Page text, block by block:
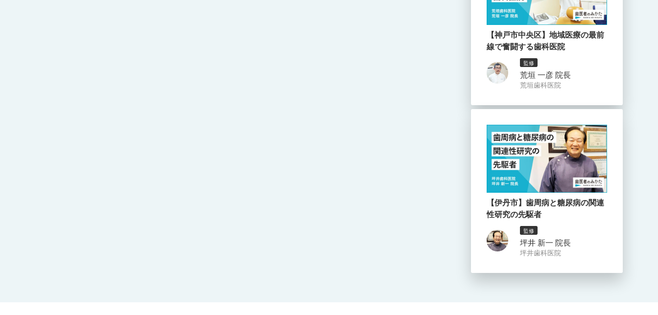
【神戸市中央区】地域医療の最前
線で奮闘する歯科医院
監修
荒垣 一彦 院長
荒垣歯科医院
【伊丹市】歯周病と糖尿病の関連
性研究の先駆者
監修
坪井 新一 院長
坪井歯科医院